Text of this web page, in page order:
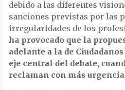
debido a las diferentes
sanciones previstas por las
irregularidades de los
ha provocado que la
adelante a la de
eje central del debate,
reclaman con más